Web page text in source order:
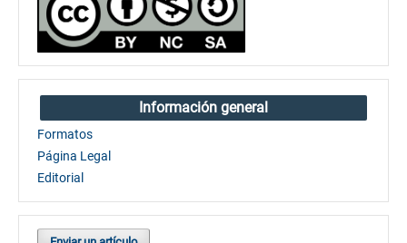
Información general
Formatos
Página Legal
Editorial